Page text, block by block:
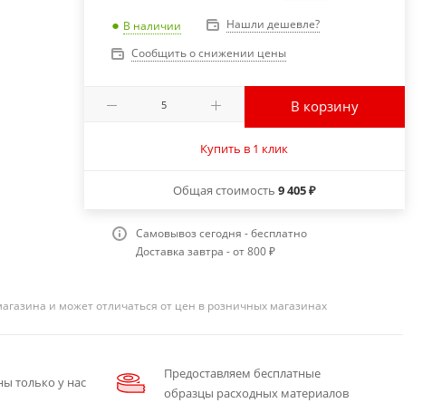
В наличии
Нашли дешевле?
Сообщить о снижении цены
В корзину
Купить в 1 клик
Общая стоимость 9 405 ₽
Самовывоз сегодня - бесплатно
Доставка завтра - от 800 ₽
и может отличаться от цен в розничных магазинах
только у нас
Предоставляем бесплатные
образцы расходных материалов